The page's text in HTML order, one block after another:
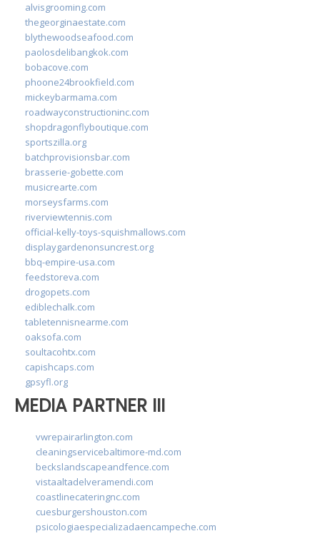
alvisgrooming.com
thegeorginaestate.com
blythewoodseafood.com
paolosdelibangkok.com
bobacove.com
phoone24brookfield.com
mickeybarmama.com
roadwayconstructioninc.com
shopdragonflyboutique.com
sportszilla.org
batchprovisionsbar.com
brasserie-gobette.com
musicrearte.com
morseysfarms.com
riverviewtennis.com
official-kelly-toys-squishmallows.com
displaygardenonsuncrest.org
bbq-empire-usa.com
feedstoreva.com
drogopets.com
ediblechalk.com
tabletennisnearme.com
oaksofa.com
soultacohtx.com
capishcaps.com
gpsyfl.org
MEDIA PARTNER III
vwrepairarlington.com
cleaningservicebaltimore-md.com
beckslandscapeandfence.com
vistaaltadelveramendi.com
coastlinecateringnc.com
cuesburgershouston.com
psicologiaespecializadaencampeche.com